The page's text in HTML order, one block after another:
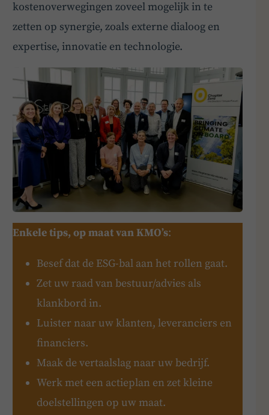
kostenoverwegingen zoveel mogelijk in te
zetten op synergie, zoals externe dialoog en
expertise, innovatie en technologie.
Enkele tips, op maat van KMO’s:
Besef dat de ESG-bal aan het rollen gaat.
Zet uw raad van bestuur/advies als
klankbord in.
Luister naar uw klanten, leveranciers en
financiers.
Maak de vertaalslag naar uw bedrijf.
Werk met een actieplan en zet kleine
doelstellingen op uw maat.